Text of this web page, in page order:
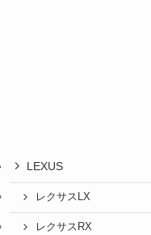
LEXUS
レクサスLX
レクサスRX